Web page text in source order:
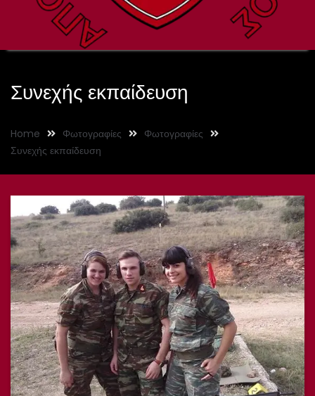
Συνεχής εκπαίδευση
Home Φωτογραφίες
Φωτογραφίες
Συνεχής εκπαίδευση